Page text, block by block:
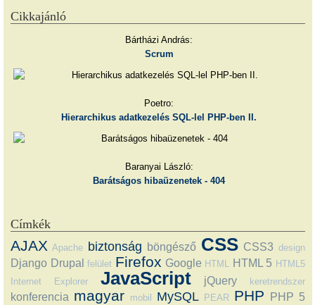
Cikkajánló
Bártházi András:
Scrum
Poetro:
Hierarchikus adatkezelés SQL-lel PHP-ben II.
Baranyai László:
Barátságos hibaüzenetek - 404
Címkék
AJAX Apache biztonság böngésző CSS CSS3 design
Django Drupal felület Firefox Google HTML HTML 5 HTML5
Internet Explorer
JavaScript jQuery keretrendszer
konferencia magyar mobil MySQL PEAR PHP PHP 5